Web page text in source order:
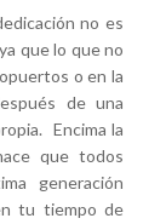
no es
que lo que no
o en la
de una
Encima la
que todos
generación
tu tiempo de